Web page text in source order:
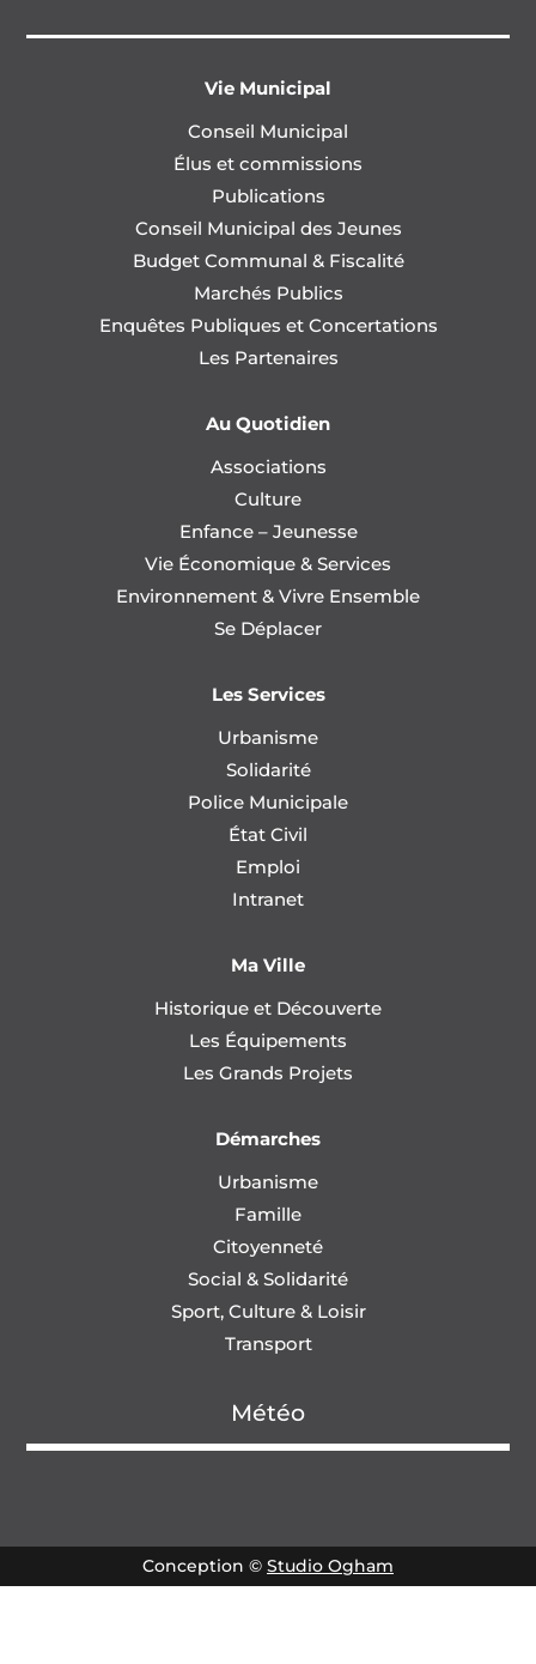
Vie Municipal
Conseil Municipal
Élus et commissions
Publications
Conseil Municipal des Jeunes
Budget Communal & Fiscalité
Marchés Publics
Enquêtes Publiques et Concertations
Les Partenaires
Au Quotidien
Associations
Culture
Enfance – Jeunesse
Vie Économique & Services
Environnement & Vivre Ensemble
Se Déplacer
Les Services
Urbanisme
Solidarité
Police Municipale
État Civil
Emploi
Intranet
Ma Ville
Historique et Découverte
Les Équipements
Les Grands Projets
Démarches
Urbanisme
Famille
Citoyenneté
Social & Solidarité
Sport, Culture & Loisir
Transport
Météo
Conception © Studio Ogham